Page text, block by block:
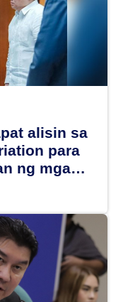
alisin sa
para
ng mga